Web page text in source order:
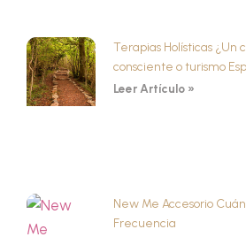
Terapias Holísticas
consciente o turismo
Leer Artículo »
New Me Accesorio
Frecuencia